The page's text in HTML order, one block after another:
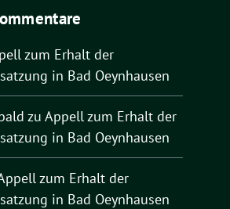
zum Erhalt der
in Bad Oeynhausen
zu Appell zum Erhalt der
in Bad Oeynhausen
zum Erhalt der
in Bad Oeynhausen